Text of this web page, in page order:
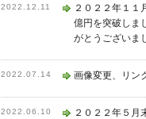
2022.12.11
２０２２年１１
億円を突破しま
がとうございま
2022.07.14 画像変更、リン
2022.06.10
２０２２年５月